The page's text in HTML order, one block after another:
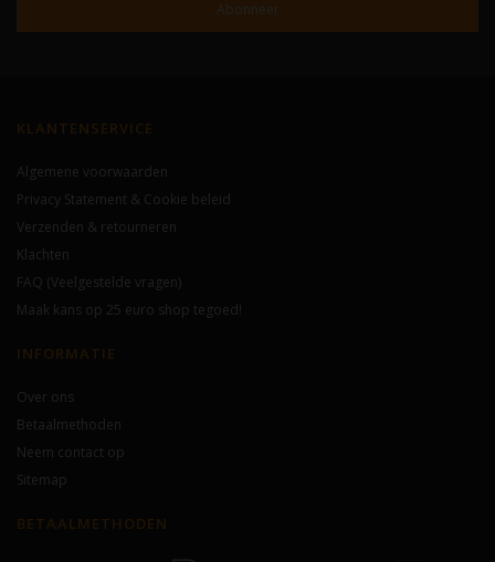
Abonneer
KLANTENSERVICE
Algemene voorwaarden
Privacy Statement & Cookie beleid
Verzenden & retourneren
Klachten
FAQ (Veelgestelde vragen)
Maak kans op 25 euro shop tegoed!
INFORMATIE
Over ons
Betaalmethoden
Neem contact op
Sitemap
BETAALMETHODEN